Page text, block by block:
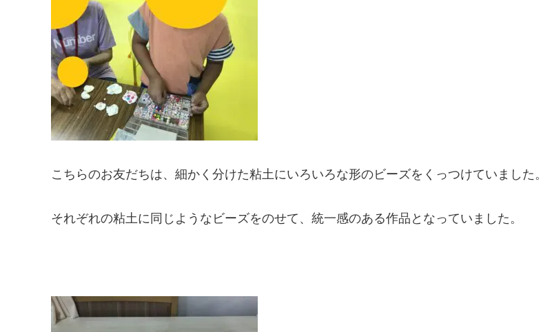
こちらのお友だちは、細かく分けた粘土にいろいろな形のビーズをくっつけていました。
それぞれの粘土に同じようなビーズをのせて、統一感のある作品となっていました。